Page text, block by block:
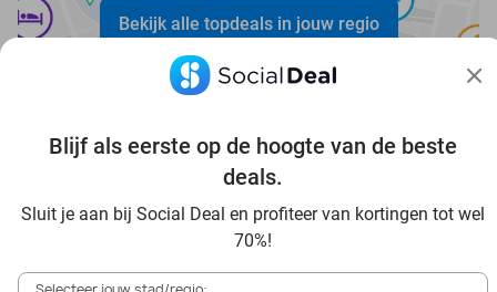
Blijf als eerste op de hoogte van de beste
deals.
Sluit je aan bij Social Deal en profiteer van kortingen tot wel
70%!
Bekijk alle topdeals in jouw regio
Voordelig genieten in Bergisches Land: haal deal-
In die Sauna in Bergisches Land und Umgebung